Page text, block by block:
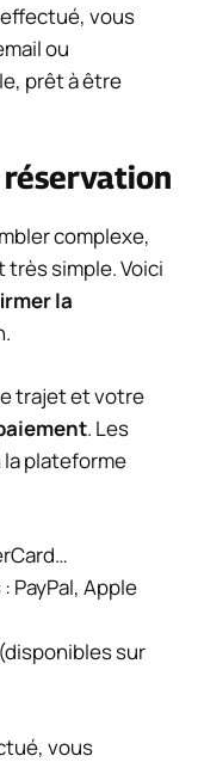
vous
ou
prêt à être
complexe,
très simple. Voici
la
trajet et votre
. Les
plateforme
PayPal, Apple
sur
vous